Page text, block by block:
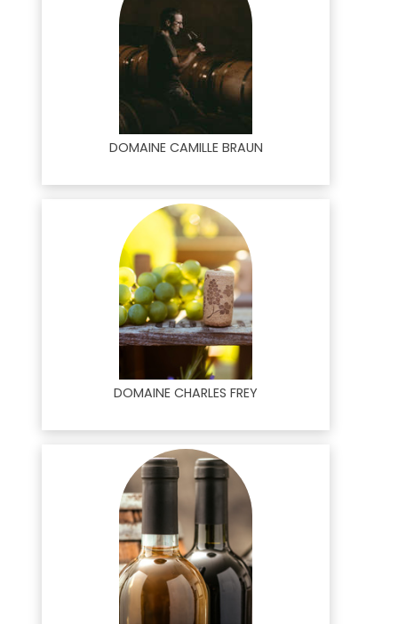
DOMAINE CAMILLE BRAUN
DOMAINE CHARLES FREY